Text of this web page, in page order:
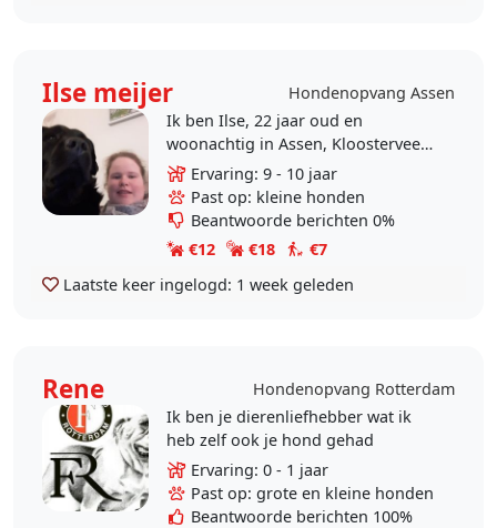
Ilse meijer
Hondenopvang Assen
Ik ben Ilse, 22 jaar oud en
woonachtig in Assen, Kloosterveen.
Ik kan mij goed aanpassen aan de
behoefte van uw hond en de
afspraken die ik met u..
Ervaring: 9 - 10 jaar
Past op: kleine honden
Beantwoorde berichten 0%
€12
€18
€7
Laatste keer ingelogd: 1 week geleden
Rene
Hondenopvang Rotterdam
Ik ben je dierenliefhebber wat ik
heb zelf ook je hond gehad
Ervaring: 0 - 1 jaar
Past op: grote en kleine honden
Beantwoorde berichten 100%